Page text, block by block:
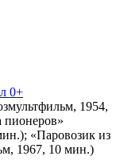
0+
1954,
«Паровозик из
1967, 10 мин.)